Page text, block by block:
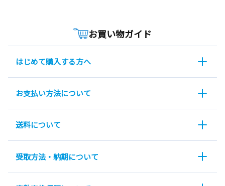
お買い物ガイド
はじめて購入する方へ
お支払い方法について
送料について
受取方法・納期について